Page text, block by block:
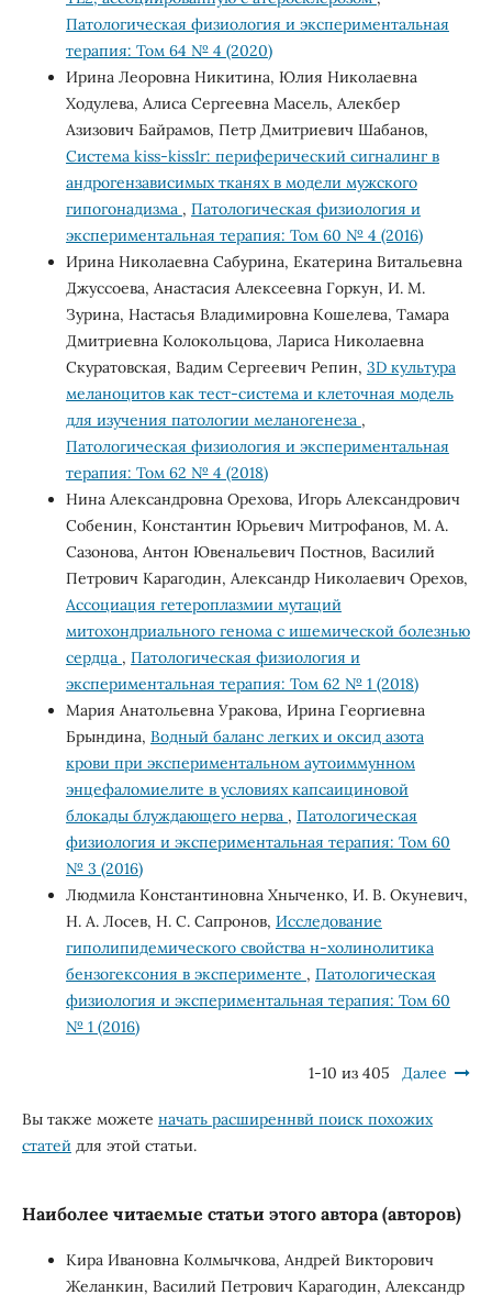
Патологическая физиология и экспериментальная
терапия: Том 64 № 4 (2020)
Ирина Леоровна Никитина, Юлия Николаевна
Ходулева, Алиса Сергеевна Масель, Алекбер
Азизович Байрамов, Петр Дмитриевич Шабанов,
Система kiss-kiss1r: периферический сигналинг в
андрогензависимых тканях в модели мужского
гипогонадизма , Патологическая физиология и
экспериментальная терапия: Том 60 № 4 (2016)
Ирина Николаевна Сабурина, Екатерина Витальевна
Джуссоева, Анастасия Алексеевна Горкун, И. М.
Зурина, Настасья Владимировна Кошелева, Тамара
Дмитриевна Колокольцова, Лариса Николаевна
Скуратовская, Вадим Сергеевич Репин, 3D культура
меланоцитов как тест-система и клеточная модель
для изучения патологии меланогенеза ,
Патологическая физиология и экспериментальная
терапия: Том 62 № 4 (2018)
Нина Александровна Орехова, Игорь Александрович
Собенин, Константин Юрьевич Митрофанов, М. А.
Сазонова, Антон Ювенальевич Постнов, Василий
Петрович Карагодин, Александр Николаевич Орехов,
Ассоциация гетероплазмии мутаций
митохондриального генома с ишемической болезнью
сердца , Патологическая физиология и
экспериментальная терапия: Том 62 № 1 (2018)
Мария Анатольевна Уракова, Ирина Георгиевна
Брындина, Водный баланс легких и оксид азота
крови при экспериментальном аутоиммунном
энцефаломиелите в условиях капсаициновой
блокады блуждающего нерва , Патологическая
физиология и экспериментальная терапия: Том 60
№ 3 (2016)
Людмила Константиновна Хныченко, И. В. Окуневич,
Н. А. Лосев, Н. С. Сапронов, Исследование
гиполипидемического свойства н-холинолитика
бензогексония в эксперименте , Патологическая
физиология и экспериментальная терапия: Том 60
№ 1 (2016)
1-10 из 405 Далее
Вы также можете начать расширеннвй поиск похожих
статей для этой статьи.
Наиболее читаемые статьи этого автора (авторов)
Кира Ивановна Колмычкова, Андрей Викторович
Желанкин, Василий Петрович Карагодин, Александр